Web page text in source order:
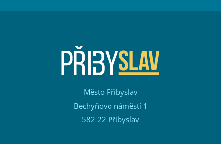
Město Přibyslav
Bechyňovo náměstí 1
582 22 Přibyslav